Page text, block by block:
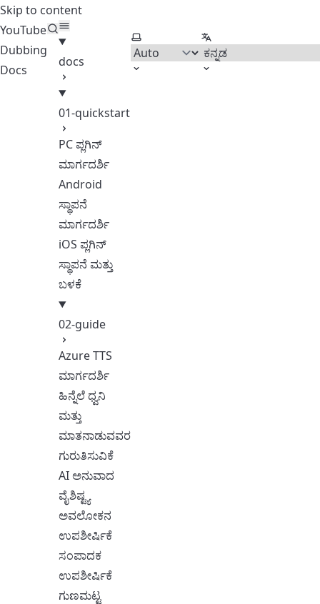
Skip to content
YouTube
Dubbing
Docs
docs
01-quickstart
PC ಪ್ಲಗಿನ್
ಮಾರ್ಗದರ್ಶಿ
Android
ಸ್ಥಾಪನೆ
ಮಾರ್ಗದರ್ಶಿ
iOS ಪ್ಲಗಿನ್
ಸ್ಥಾಪನೆ ಮತ್ತು
ಬಳಕೆ
02-guide
Azure TTS
ಮಾರ್ಗದರ್ಶಿ
ಹಿನ್ನೆಲೆ ಧ್ವನಿ
ಮತ್ತು
ಮಾತನಾಡುವವರ
ಗುರುತಿಸುವಿಕೆ
AI ಅನುವಾದ
ವೈಶಿಷ್ಟ್ಯ
ಅವಲೋಕನ
ಉಪಶೀರ್ಷಿಕೆ
ಸಂಪಾದಕ
ಉಪಶೀರ್ಷಿಕೆ
ಗುಣಮಟ್ಟ
Select themeSelect language